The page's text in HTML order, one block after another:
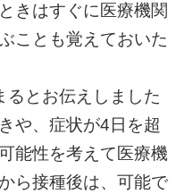
きはすぐに医療機関
ことも覚えておいた
るとお伝えしました
や、症状が4日を超
能性を考えて医療機
ら接種後は、可能で